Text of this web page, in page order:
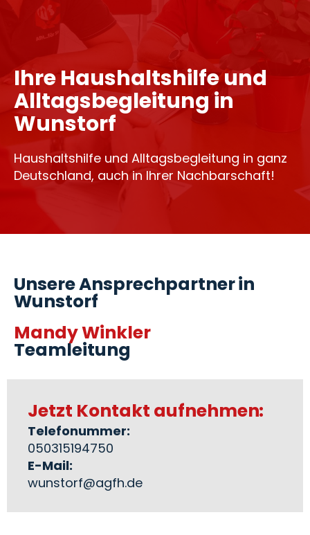
Ihre Haushaltshilfe und
Alltagsbegleitung in
Wunstorf
Haushaltshilfe und Alltagsbegleitung in ganz
Deutschland, auch in Ihrer Nachbarschaft!
Unsere Ansprechpartner in
Wunstorf
Mandy Winkler
Teamleitung
Jetzt Kontakt aufnehmen:
Telefonummer:
050315194750
E-Mail:
wunstorf@agfh.de